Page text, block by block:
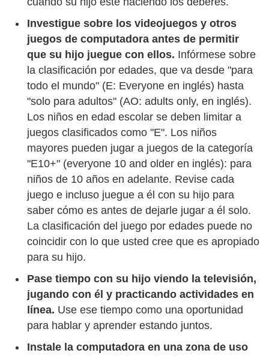
Investigue sobre los videojuegos y otros
juegos de computadora antes de permitir
que su hijo juegue con ellos. Infórmese sobre
la clasificación por edades, que va desde "para
todo el mundo" (E: Everyone en inglés) hasta
"solo para adultos" (AO: adults only, en inglés).
Los niños en edad escolar se deben limitar a
juegos clasificados como "E". Los niños
mayores pueden jugar a juegos de la categoría
"E10+" (everyone 10 and older en inglés): para
niños de 10 años en adelante. Revise cada
juego e incluso juegue a él con su hijo para
saber cómo es antes de dejarle jugar a él solo.
La clasificación del juego por edades puede no
coincidir con lo que usted cree que es apropiado
para su hijo.
Pase tiempo con su hijo viendo la televisión,
jugando con él y practicando actividades en
línea. Use ese tiempo como una oportunidad
para hablar y aprender estando juntos.
Instale la computadora en una zona de uso